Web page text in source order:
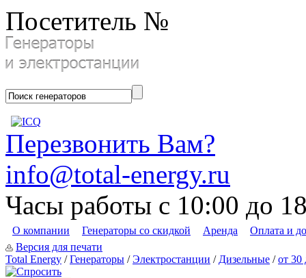
Посетитель №
Перезвонить Вам?
info@total-energy.ru
Часы работы с 10:00 до
О компании Генераторы со скидкой Аренда
Оплата и
Версия для печати
Total Energy /Генераторы /Электростанции / Дизельные /от 30